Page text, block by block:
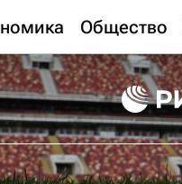
Общество